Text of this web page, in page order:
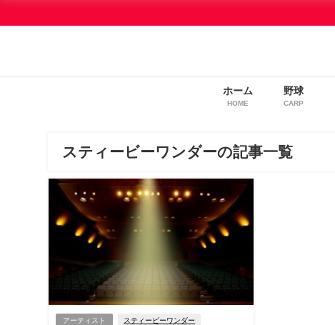
ホーム
HOME
野球
CARP
スティービーワンダーの記事一覧
アーティスト スティービーワンダー